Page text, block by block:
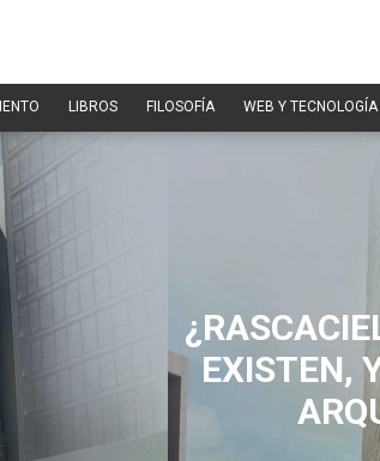
LIBROS FILOSOFÍA WEB Y TECNOLOGÍA
EXISTEN,